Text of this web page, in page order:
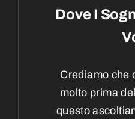
Dove I
Crediamo che
molto prima
questo